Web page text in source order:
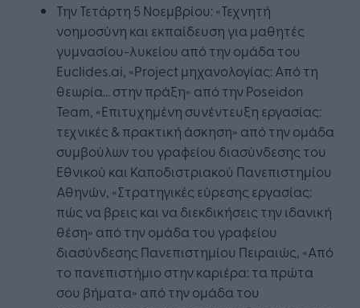
Την Τετάρτη 5 Νοεμβρίου: «Τεχνητή
νοημοσύνη και εκπαίδευση για μαθητές
γυμνασίου-λυκείου από την ομάδα του
Euclides.ai, «Project μηχανολογίας: Από τη
θεωρία... στην πράξη» από την Poseidon
Team, «Επιτυχημένη συνέντευξη εργασίας:
τεχνικές & πρακτική άσκηση» από την ομάδα
συμβούλων του γραφείου διασύνδεσης του
Εθνικού και Καποδιστριακού Πανεπιστημίου
Αθηνών, «Στρατηγικές εύρεσης εργασίας:
πώς να βρεις και να διεκδικήσεις την ιδανική
θέση» από την ομάδα του γραφείου
διασύνδεσης Πανεπιστημίου Πειραιώς, «Από
το πανεπιστήμιο στην καριέρα: τα πρώτα
σου βήματα» από την ομάδα του